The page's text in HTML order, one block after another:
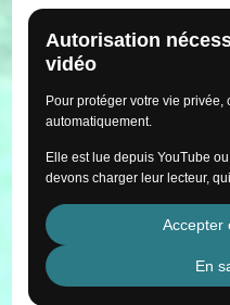
Autorisation
vidéo
Pour protéger votre vie privée,
automatiquement.
Elle est lue depuis YouTube
devons charger leur lecteur,
Accepter
En